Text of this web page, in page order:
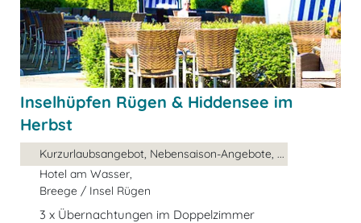
Inselhüpfen Rügen & Hiddensee im
Herbst
Kurzurlaubsangebot, Nebensaison-Angebote, ...
Hotel am Wasser,
Breege / Insel Rügen
3 x Übernachtungen im Doppelzimmer